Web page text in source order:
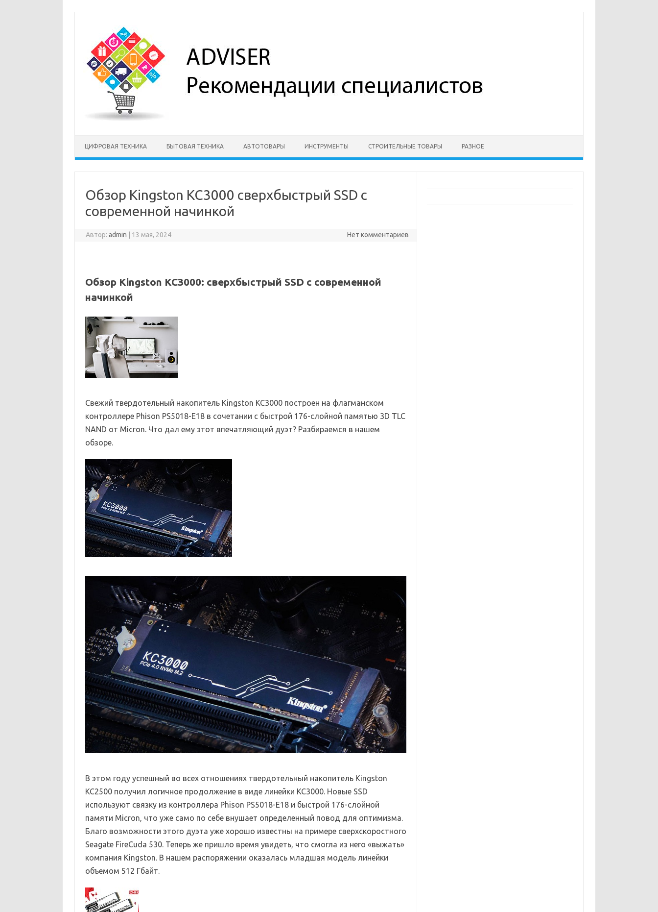
содержимому
ЦИФРОВАЯ ТЕХНИКА БЫТОВАЯ ТЕХНИКА АВТОТОВАРЫ ИНСТРУМЕНТЫ СТРОИТЕЛЬНЫЕ ТОВАРЫ РАЗНОЕ
Обзор Kingston KC3000 сверхбыстрый SSD с
современной начинкой
Автор:admin 13 мая, 2024 Нет комментариев
Обзор Kingston KC3000: сверхбыстрый SSD с современной
начинкой
Свежий твердотельный накопитель Kingston KC3000 построен на флагманском
контроллере Phison PS5018-E18 в сочетании с быстрой 176-слойной памятью 3D TLC
NAND от Micron. Что дал ему этот впечатляющий дуэт? Разбираемся в нашем
обзоре.
В этом году успешный во всех отношениях твердотельный накопитель Kingston
KC2500 получил логичное продолжение в виде линейки KC3000. Новые SSD
используют связку из контроллера Phison PS5018-E18 и быстрой 176-слойной
памяти Micron, что уже само по себе внушает определенный повод для оптимизма.
Благо возможности этого дуэта уже хорошо известны на примере сверхскоростного
Seagate FireCuda 530. Теперь же пришло время увидеть, что смогла из него «выжать»
компания Kingston. В нашем распоряжении оказалась младшая модель линейки
объемом 512 Гбайт.